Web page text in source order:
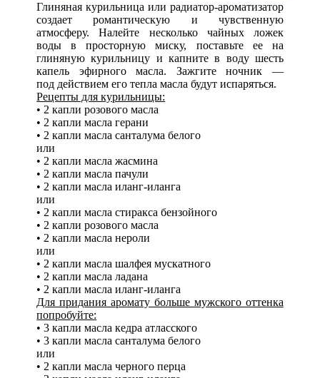
Глиняная курильница или радиатор-ароматизатор
создает романтическую и чувственную
атмосферу. Налейте несколько чайных ложек
воды в просторную миску, поставьте ее на
глиняную курильницу и капните в воду шесть
капель эфирного масла. Зажгите ночник —
под действием его тепла масла будут испаряться.
Рецепты для курильницы:
• 2 капли розового масла
• 2 капли масла герани
• 2 капли масла санталума белого
или
• 2 капли масла жасмина
• 2 капли масла пачули
• 2 капли масла иланг-иланга
или
• 2 капли масла стиракса бензойного
• 2 капли розового масла
• 2 капли масла нероли
или
• 2 капли масла шалфея мускатного
• 2 капли масла ладана
• 2 капли масла иланг-иланга
Для придания аромату больше мужского оттенка
попробуйте:
• 3 капли масла кедра атласского
• 3 капли масла санталума белого
или
• 2 капли масла черного перца